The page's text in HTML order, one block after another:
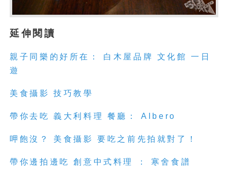
延伸閱讀
親子同樂的好所在： 白木屋品牌 文化館 一日
遊
美食攝影 技巧教學
帶你去吃 義大利料理 餐廳： Albero
呷飽沒？ 美食攝影 要吃之前先拍就對了！
帶你邊拍邊吃 創意中式料理 ： 寒舍食譜